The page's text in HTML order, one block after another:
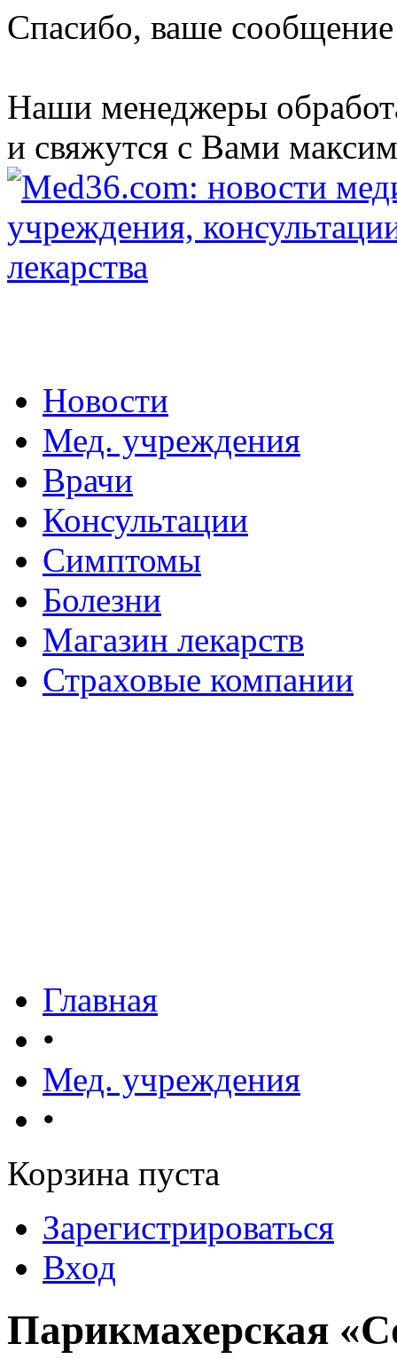
Спасибо, ваше
Наши менеджеры
и свяжутся с Вами
Новости
Мед. учреждения
Врачи
Консультации
Симптомы
Болезни
Магазин лекарств
Страховые компании
Главная
•
Мед. учреждения
•
Корзина пуста
Зарегистрироваться
Вход
Парикмахерская